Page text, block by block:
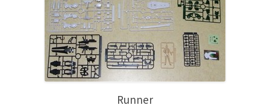
Runner